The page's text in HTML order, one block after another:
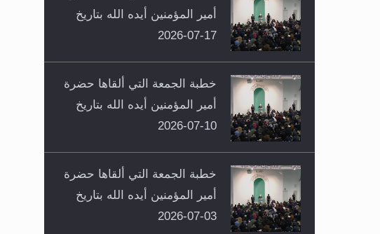
أمير المؤمنين أيده الله بتاريخ
17-07-2026
خطبة الجمعة التي ألقاها حضرة
أمير المؤمنين أيده الله بتاريخ
10-07-2026
خطبة الجمعة التي ألقاها حضرة
أمير المؤمنين أيده الله بتاريخ
03-07-2026